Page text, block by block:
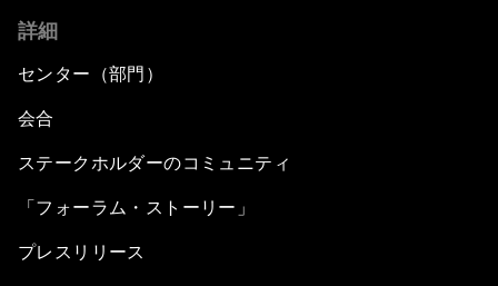
詳細
センター（部門）
会合
ステークホルダーのコミュニティ
「フォーラム・ストーリー」
プレスリリース